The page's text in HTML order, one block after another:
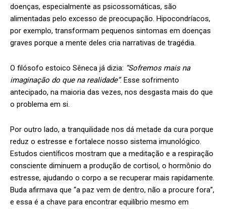
doenças, especialmente as psicossomáticas, são
alimentadas pelo excesso de preocupação. Hipocondríacos,
por exemplo, transformam pequenos sintomas em doenças
graves porque a mente deles cria narrativas de tragédia.
O filósofo estoico Sêneca já dizia: “Sofremos mais na
imaginação do que na realidade”. Esse sofrimento
antecipado, na maioria das vezes, nos desgasta mais do que
o problema em si.
Por outro lado, a tranquilidade nos dá metade da cura porque
reduz o estresse e fortalece nosso sistema imunológico.
Estudos científicos mostram que a meditação e a respiração
consciente diminuem a produção de cortisol, o hormônio do
estresse, ajudando o corpo a se recuperar mais rapidamente.
Buda afirmava que “a paz vem de dentro, não a procure fora”,
e essa é a chave para encontrar equilíbrio mesmo em